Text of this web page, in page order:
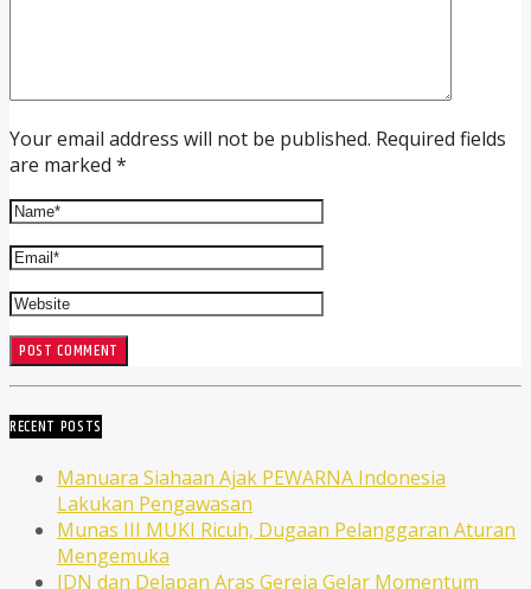
Your email address will not be published. Required fields
are marked *
RECENT POSTS
Manuara Siahaan Ajak PEWARNA Indonesia
Lakukan Pengawasan
Munas III MUKI Ricuh, Dugaan Pelanggaran Aturan
Mengemuka
JDN dan Delapan Aras Gereja Gelar Momentum